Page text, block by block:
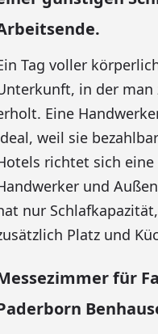
Tag voller
in der man
Eine
weil sie
richtet sich
und
nur
Platz und
für